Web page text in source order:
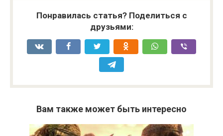
Понравилась статья? Поделиться с
друзьями:
Вам также может быть интересно